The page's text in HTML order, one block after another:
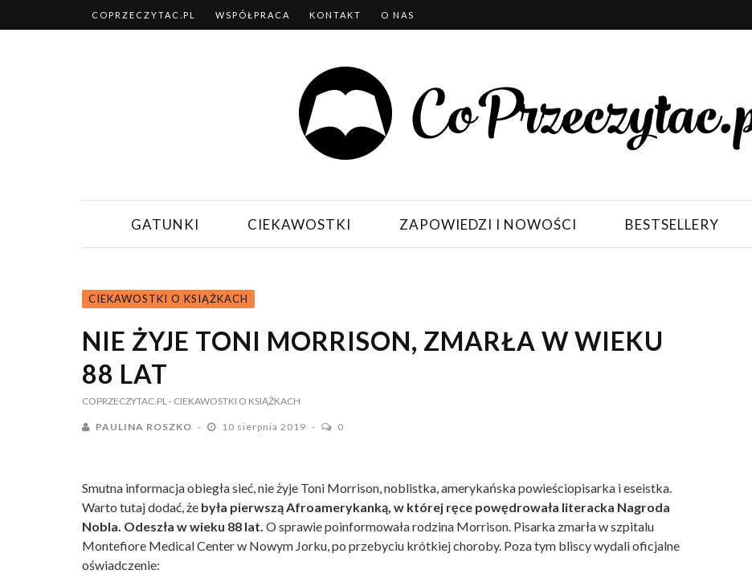
COPRZECZYTAC.PL WSPÓŁPRACA KONTAKT O NAS
GATUNKI CIEKAWOSTKI ZAPOWIEDZI I NOWOŚCI BESTSELLERY
CIEKAWOSTKI O KSIĄŻKACH
NIE ŻYJE TONI MORRISON, ZMARŁA W WIEKU
88 LAT
COPRZECZYTAC.PL- CIEKAWOSTKI O KSIĄŻKACH
PAULINA ROSZKO 10 sierpnia 2019 0
Smutna informacja obiegła sieć, nie żyje Toni Morrison, noblistka, amerykańska powieściopisarka i eseistka.
Warto tutaj dodać, że była pierwszą Afroamerykanką, w której ręce powędrowała literacka Nagroda
Nobla. Odeszła w wieku 88 lat. O sprawie poinformowała rodzina Morrison. Pisarka zmarła w szpitalu
Montefiore Medical Center w Nowym Jorku, po przebyciu krótkiej choroby. Poza tym bliscy wydali oficjalne
oświadczenie: